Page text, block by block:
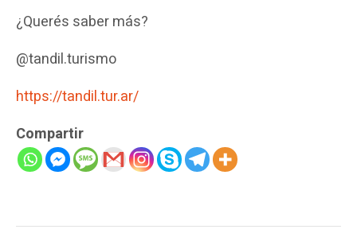
¿Querés saber más?
@tandil.turismo
https://tandil.tur.ar/
Compartir